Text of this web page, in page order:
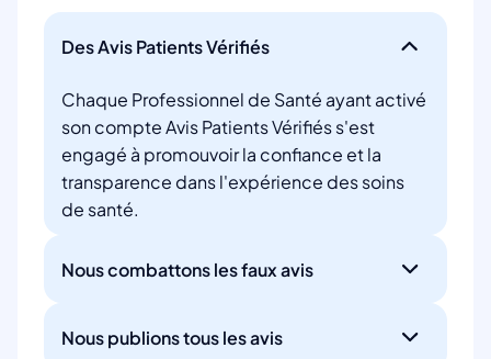
Des Avis Patients Vérifiés
Chaque Professionnel de Santé ayant activé
son compte Avis Patients Vérifiés s'est
engagé à promouvoir la confiance et la
transparence dans l'expérience des soins
de santé.
Nous combattons les faux avis
Nous publions tous les avis